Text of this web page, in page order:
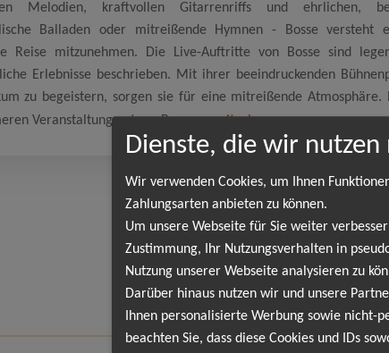
Melodien, kraftvollen Gitarrenriffs und ehrlichen,
Balladen oder mitreißende Hymnen - Bosse
Reise mitzunehmen. Die Live-Auftritte von Bosse sind
Erlebnisse beschrieben. Mit ihrer beeindruckenden
zu begeistern, sorgen sie für eine mitreißende Atmosphäre.
Veranstaltungsorten - Bosse...weiterlesen
Tour 2026
Dresden
Freilichtbühne Großer Garten
Dienste, die wir nutzen
Wir verwenden Cookies, um Ihnen
Zahlungsarten anbieten zu können.
Um unsere Webseite für Sie weiter
Zustimmung, Ihr Nutzungsverhalten in
Nutzung unserer Webseite analysieren zu
Darüber hinaus nutzen wir und unsere
Ihnen personalisierte Werbung sowie nicht-
beachten Sie, dass diese Cookies und IDs